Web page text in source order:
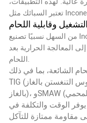
وقابلية اللحام
من السهل نسبيًا تصنيع Inconel 600 مقارنة بالسبائك الفائقة
المعالجة الحرارية بعد
اللحام.
الشائعة، بما في ذلك
TIG (لحام قوس التنغستن بالغاز)، وMIG (لحام القوس المعدني
بالغاز)، وSMAW (لحام القوس المعدني المحمي). لا حاجة
يوفر الوقت والتكلفة في
مقاومة ممتازة للتآكل